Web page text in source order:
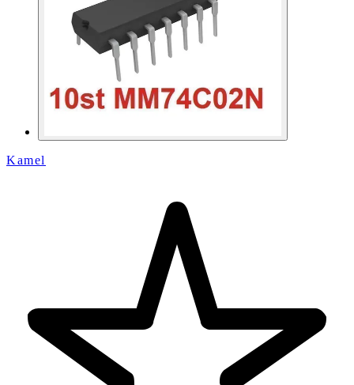
Kamel